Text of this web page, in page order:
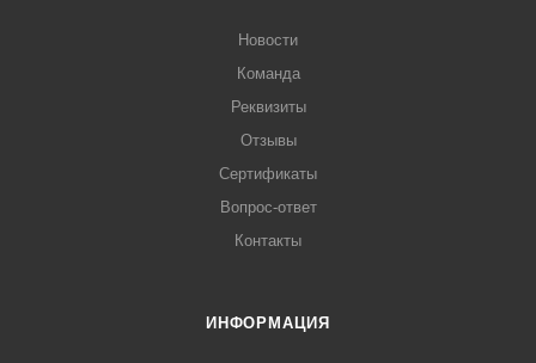
Новости
Команда
Реквизиты
Отзывы
Сертификаты
Вопрос-ответ
Контакты
ИНФОРМАЦИЯ